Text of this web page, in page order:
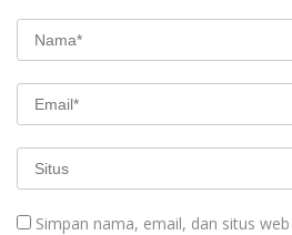
Simpan nama, email, dan situs